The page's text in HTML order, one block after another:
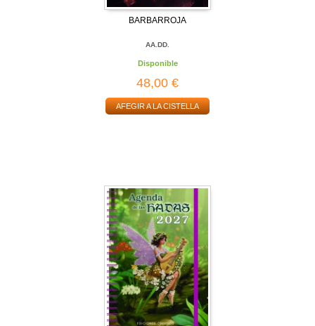
BARBARROJA
AA.DD.
Disponible
48,00 €
AFEGIR A LA CISTELLA